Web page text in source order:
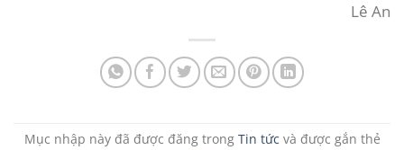
Lê An
Mục nhập này đã được đăng trong Tin tức và được gắn thẻ